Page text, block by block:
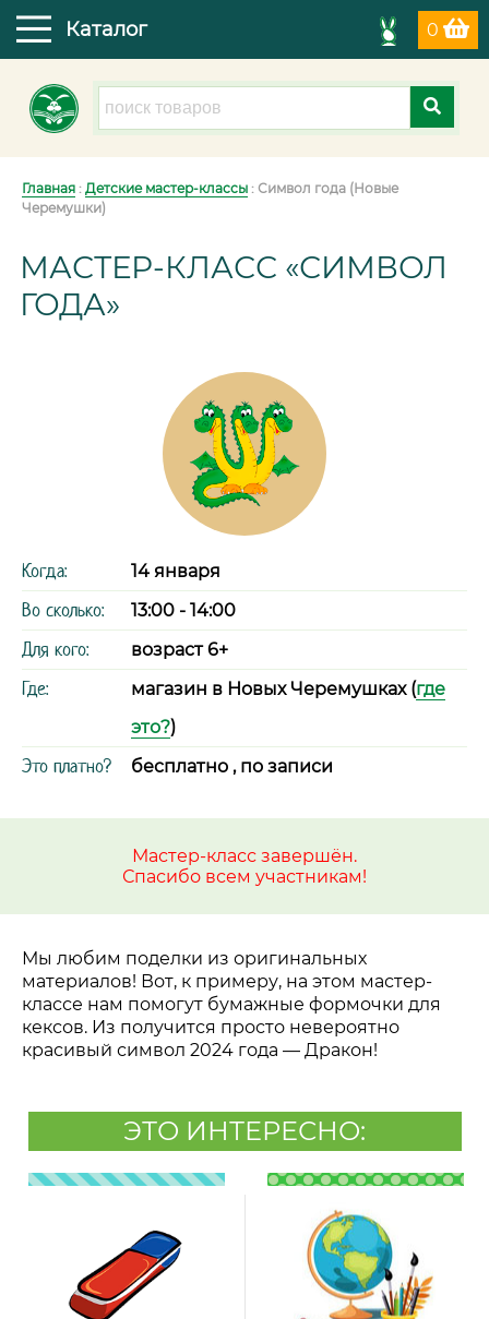
0
Каталог
Главная : Детские мастер-классы : Символ года (Новые
Черемушки)
МАСТЕР-КЛАСС «СИМВОЛ
ГОДА»
Когда: 14 января
Во сколько: 13:00 - 14:00
Для кого: возраст 6+
Где: магазин в Новых Черемушках (где
это?)
Это платно? бесплатно , по записи
Мастер-класс завершён.
Спасибо всем участникам!
Мы любим поделки из оригинальных
материалов! Вот, к примеру, на этом мастер-
классе нам помогут бумажные формочки для
кексов. Из получится просто невероятно
красивый символ 2024 года — Дракон!
ЭТО ИНТЕРЕСНО: